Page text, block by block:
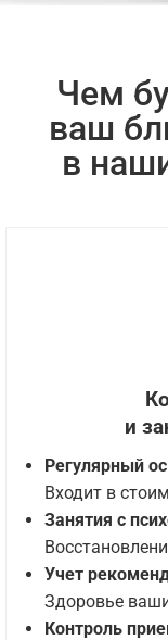
Чем
ваш
в
и
Регулярный
Входит в
Занятия с
Учет
Здоровье
Контроль